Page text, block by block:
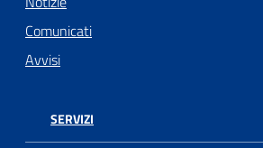
Comunicati
Avvisi
SERVIZI